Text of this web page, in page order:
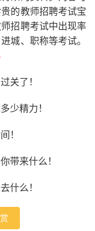
的教师招聘考试宝
招聘考试中出现率
城、职称等考试。
关了！
少精力 ！
！
带来什么！
什么 ！